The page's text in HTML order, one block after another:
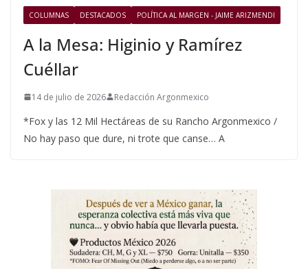
COLUMNAS DESTACADOS POLÍTICA AL MARGEN - JAIME ARIZMENDI
A la Mesa: Higinio y Ramírez
Cuéllar
14 de julio de 2026 Redacción Argonmexico
*Fox y las 12 Mil Hectáreas de su Rancho Argonmexico /
No hay paso que dure, ni trote que canse… A